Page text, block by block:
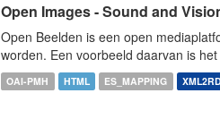
Open Images - Sound and
Open Beelden is een open
worden. Een voorbeeld daarvan is het
OAI-PMH HTML ES_MAPPING